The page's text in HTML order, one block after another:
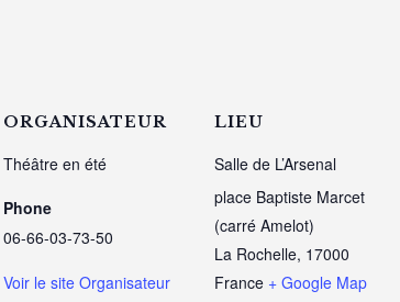
ORGANISATEUR
Théâtre en été
Phone
06-66-03-73-50
Voir le site Organisateur
LIEU
Salle de L’Arsenal
place Baptiste Marcet
(carré Amelot)
La Rochelle, 17000
France + Google Map